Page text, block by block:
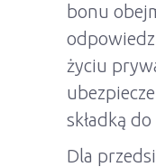
bonu
życiu
składką do
Dla